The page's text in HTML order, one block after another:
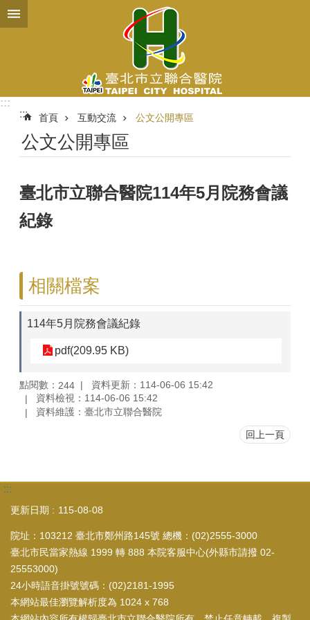
跳到主要內容區塊
:::
:::
首頁 互動交流 公文公開專區
公文公開專區
臺北市立聯合醫院114年5月院務會議
紀錄
相關檔案
114年5月院務會議紀錄
pdf(209.95 KB)
點閱數： 244
資料更新：114-06-06 15:42
資料檢視：114-06-06 15:42
資料維護：臺北市立聯合醫院
回上一頁
:::
更新日期 115-08-08
院址：103212 臺北市鄭州路145號 總機：(02)2555-3000
臺北市民當家熱線 1999 轉 888 本院客服中心(外縣市請撥 02-
25553000)
24小時語音掛號號碼：(02)2181-1995
本網站最佳瀏覽解析度為 1024 x 768